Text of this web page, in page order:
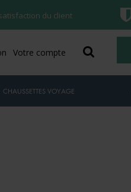
du client
Votre compte
CHAUSSETTES VOYAGE